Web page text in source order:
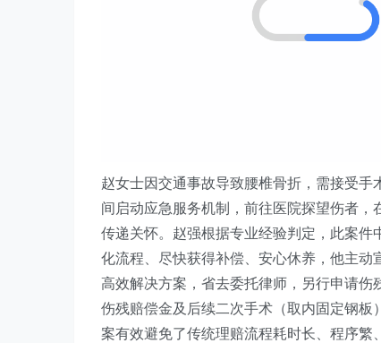
赵女士因交通事故导致腰椎骨折，需接受
间启动应急服务机制，前往医院探望伤者，
传递关怀。赵强根据专业经验判定，此案
化流程、尽快获得补偿、安心休养，他主动
高效解决方案，省去委托律师，另行申请伤
伤残赔偿金及后续二次手术（取内固定钢
案有效避免了传统理赔流程耗时长、程序繁